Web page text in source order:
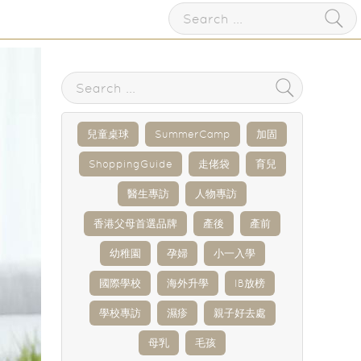
兒童桌球 SummerCamp 加固
ShoppingGuide 走佬袋 育兒
醫生專訪 人物專訪
香港父母首選品牌 產後 產前
幼稚園 孕婦 小一入學
國際學校 海外升學 IB放榜
學校專訪 濕疹 親子好去處
母乳 毛孩